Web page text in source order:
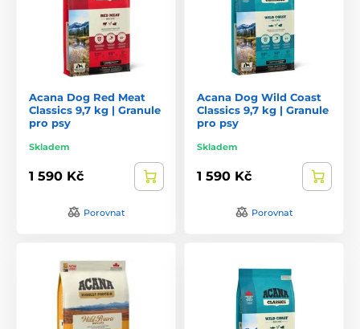
Acana Dog Red Meat
Classics 9,7 kg | Granule
pro psy
Skladem
1 590 Kč
Porovnat
Acana Dog Wild Coast
Classics 9,7 kg | Granule
pro psy
Skladem
1 590 Kč
Porovnat